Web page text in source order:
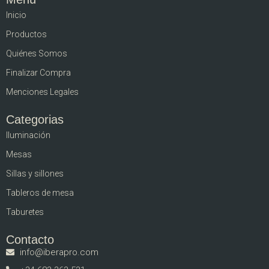
Inicio
Productos
Quiénes Somos
Finalizar Compra
Menciones Legales
Categorias
Iluminación
Mesas
Sillas y sillones
Tableros de mesa
Taburetes
Contacto
info@iberapro.com